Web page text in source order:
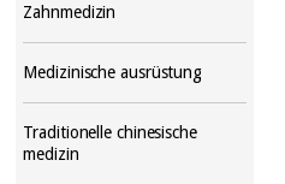
Zahnmedizin
Medizinische ausrüstung
Traditionelle chinesische
medizin